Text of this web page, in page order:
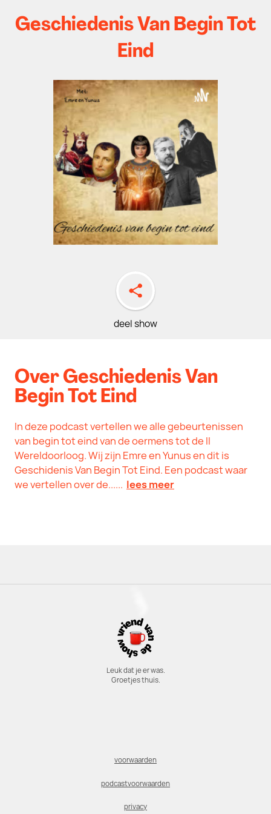
Geschiedenis Van Begin Tot
Eind
deel show
Over Geschiedenis Van
Begin Tot Eind
In deze podcast vertellen we alle gebeurtenissen
van begin tot eind van de oermens tot de II
Wereldoorloog. Wij zijn Emre en Yunus en dit is
Geschidenis Van Begin Tot Eind. Een podcast waar
we vertellen over de...... lees meer
Leuk dat je er was.
Groetjes thuis.
voorwaarden
podcastvoorwaarden
privacy